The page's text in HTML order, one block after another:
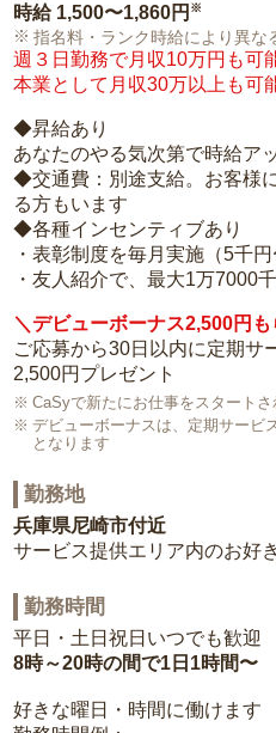
時給 1,500〜1,860円 ※
指名料・ランク時給により異な
週３日勤務で月収10万円も可
本業として月収30万以上も可
◆昇給あり
あなたのやる気次第で時給ア
◆交通費：別途支給。お客様
る方もいます
◆各種インセンティブあり
・表彰制度を毎月実施（5千
・友人紹介で、最大1万7000
＼デビューボーナス2,500円も
ご応募から30日以内に定期サ
2,500円プレゼント
CaSyで新たにお仕事をスタート
デビューボーナスは、定期サービ
となります
勤務地
兵庫県尼崎市付近
サービス提供エリア内のお好
勤務時間
平日・土日祝日いつでも歓迎
8時～20時の間で1日1時間〜
好きな曜日・時間に働けます